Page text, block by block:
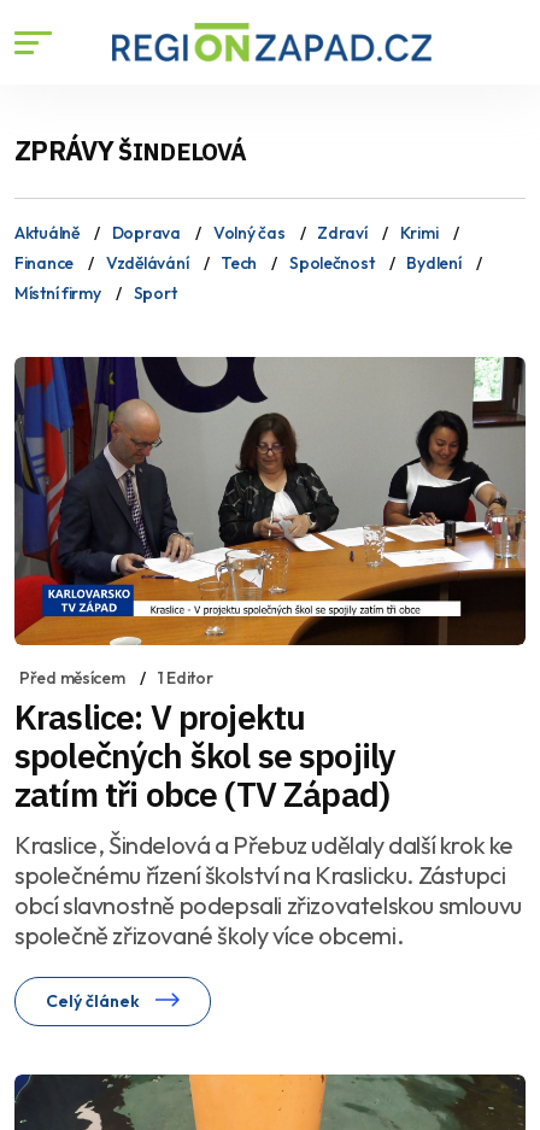
ZPRÁVYŠINDELOVÁ
Aktuálně Doprava Volný čas Zdraví
Krimi
Finance
Vzdělávání Tech Společnost
Bydlení
Místní firmy
Sport
Před měsícem 1 Editor
Kraslice: V projektu
společných škol se spojily
zatím tři obce (TV Západ)
Kraslice, Šindelová a Přebuz udělaly další krok ke
společnému řízení školství na Kraslicku. Zástupci
obcí slavnostně podepsali zřizovatelskou smlouvu
společně zřizované školy více obcemi.
Celý článek